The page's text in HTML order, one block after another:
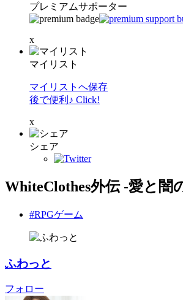
プレミアムサポーター
x
マイリスト
マイリストへ保存
後で便利♪ Click!
x
シェア
WhiteClothes外伝 -愛と闇
#RPGゲーム
ふわっと
フォロー